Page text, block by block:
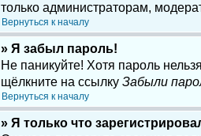
только администраторам,
Вернуться к началу
» Я забыл пароль!
Не паникуйте! Хотя пароль
щёлкните на ссылку Забыли
Вернуться к началу
» Я только что